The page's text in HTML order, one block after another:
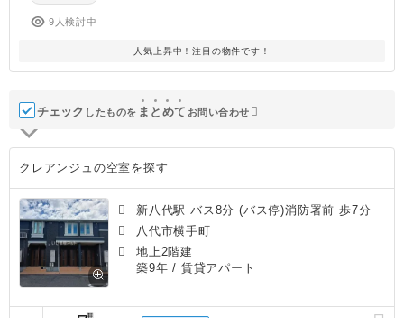
9人検討中
人気上昇中！注目の物件です！
チェック したものを ま と めて お問い合わせ
クレアンジュの空室を探す
新八代駅 バス8分 (バス停)消防署前 歩7分
八代市横手町
地上2階建
築9年 / 賃貸アパート